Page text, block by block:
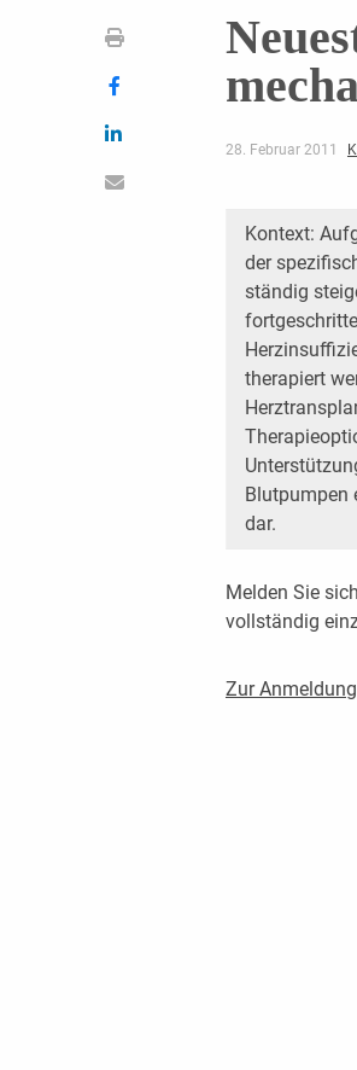
28. Februar 2011
Kontext:
der
ständig
therapiert
Blutpumpen
dar.
Melden Sie
vollständig
Zur Anmeldung